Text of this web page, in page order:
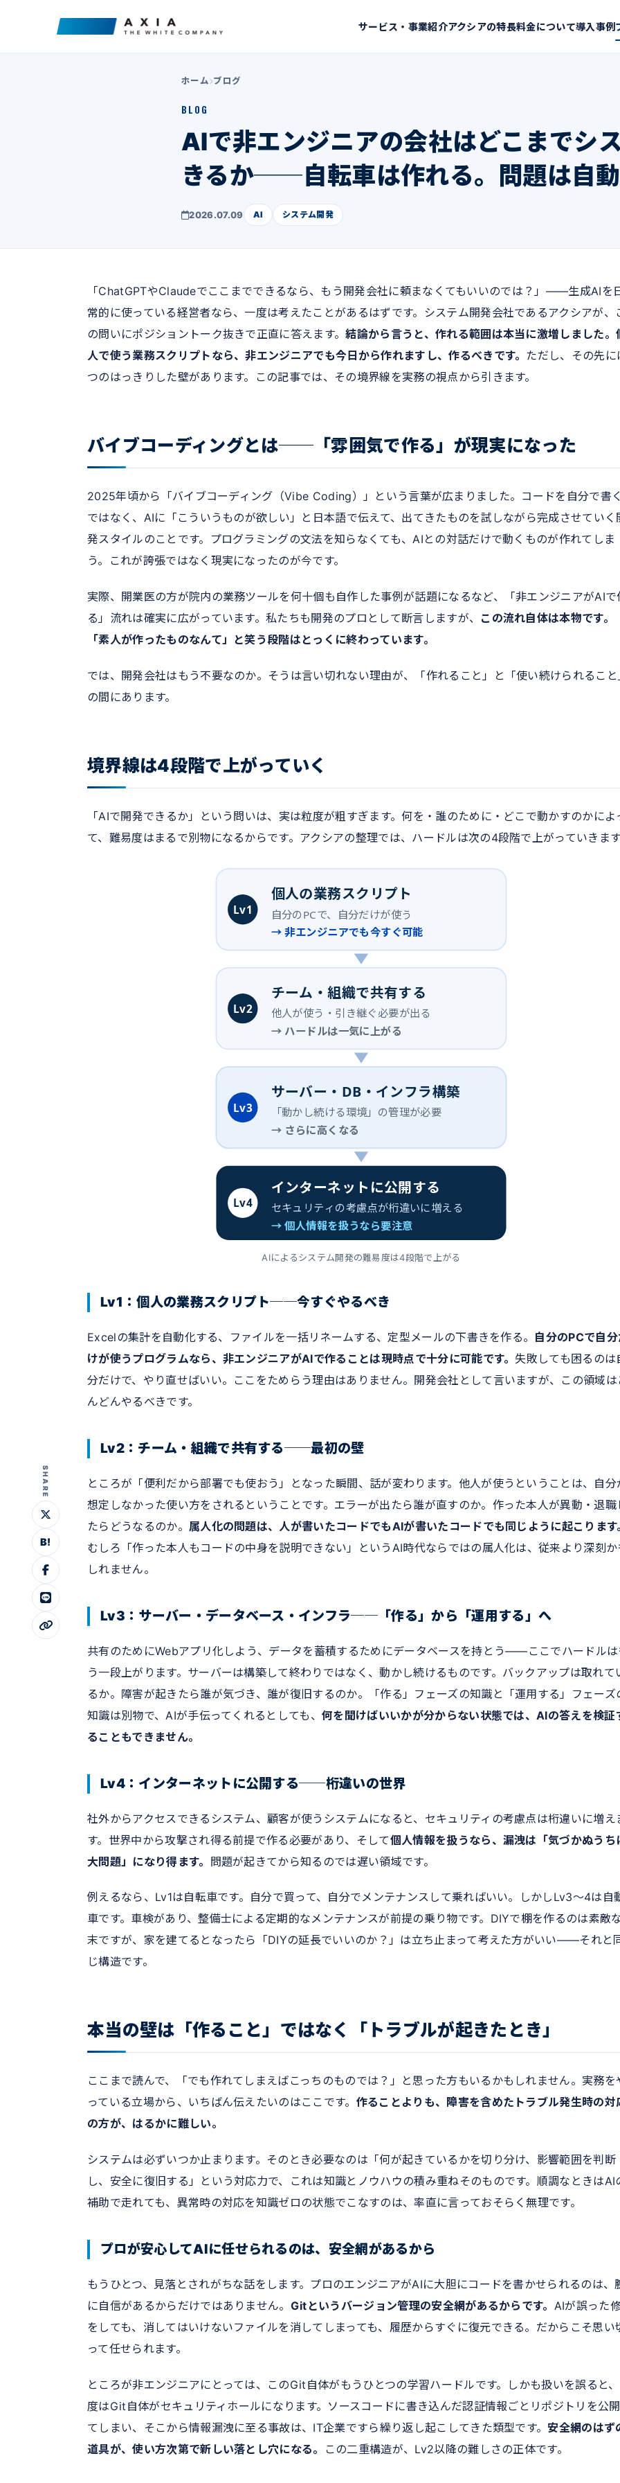
サービス・事業紹介アクシアの特長料金について導入事例
ホーム ブログ
BLOG
AIで非エンジニアの会社はどこまでシ
きるか──自転車は作れる。問題は自
2026.07.09 AI システム開発
SHARE
B!
「ChatGPTやClaudeでここまでできるなら、もう開発会社に頼まなくてもいいのでは？」——生成AIを
常的に使っている経営者なら、一度は考えたことがあるはずです。システム開発会社であるアクシアが、
の問いにポジショントーク抜きで正直に答えます。結論から言うと、作れる範囲は本当に激増しました。
人で使う業務スクリプトなら、非エンジニアでも今日から作れますし、作るべきです。 ただし、その先に
つのはっきりした壁があります。この記事では、その境界線を実務の視点から引きます。
バイブコーディングとは──「雰囲気で作る」が現実になった
2025年頃から「バイブコーディング（Vibe Coding）」という言葉が広まりました。コードを自分で書
ではなく、AIに「こういうものが欲しい」と日本語で伝えて、出てきたものを試しながら完成させていく
発スタイルのことです。プログラミングの文法を知らなくても、AIとの対話だけで動くものが作れてしま
う。これが誇張ではなく現実になったのが今です。
実際、開業医の方が院内の業務ツールを何十個も自作した事例が話題になるなど、「非エンジニアがAIで
る」流れは確実に広がっています。私たちも開発のプロとして断言しますが、 この流れ自体は本物です。
「素人が作ったものなんて」と笑う段階はとっくに終わっています。
では、開発会社はもう不要なのか。そうは言い切れない理由が、「作れること」と「使い続けられること
の間にあります。
境界線は4段階で上がっていく
「AIで開発できるか」という問いは、実は粒度が粗すぎます。何を・誰のために・どこで動かすのかによ
て、難易度はまるで別物になるからです。アクシアの整理では、ハードルは次の4段階で上がっていきます
Lv1
個人の業務スクリプト
自分のPCで、自分だけが使う
→ 非エンジニアでも今すぐ可能
Lv2
チーム・組織で共有する
他人が使う・引き継ぐ必要が出る
→ ハードルは一気に上がる
Lv3
サーバー・DB・インフラ構築
「動かし続ける環境」の管理が必要
→ さらに高くなる
Lv4
インターネットに公開する
セキュリティの考慮点が桁違いに増える
→ 個人情報を扱うなら要注意
AIによるシステム開発の難易度は4段階で上がる
Lv1：個人の業務スクリプト──今すぐやるべき
Excelの集計を自動化する、ファイルを一括リネームする、定型メールの下書きを作る。 自分のPCで自
けが使うプログラムなら、非エンジニアがAIで作ることは現時点で十分に可能です。失敗しても困るのは
分だけで、やり直せばいい。ここをためらう理由はありません。開発会社として言いますが、この領域は
んどんやるべきです。
Lv2：チーム・組織で共有する──最初の壁
ところが「便利だから部署でも使おう」となった瞬間、話が変わります。他人が使うということは、自分
想定しなかった使い方をされるということです。エラーが出たら誰が直すのか。作った本人が異動・退職
たらどうなるのか。 属人化の問題は、人が書いたコードでもAIが書いたコードでも同じように起こります
むしろ「作った本人もコードの中身を説明できない」というAI時代ならではの属人化は、従来より深刻か
しれません。
Lv3：サーバー・データベース・インフラ──「作る」から「運用する」へ
共有のためにWebアプリ化しよう、データを蓄積するためにデータベースを持とう——ここでハードルは
う一段上がります。サーバーは構築して終わりではなく、動かし続けるものです。バックアップは取れて
るか。障害が起きたら誰が気づき、誰が復旧するのか。「作る」フェーズの知識と「運用する」フェーズ
知識は別物で、AIが手伝ってくれるとしても、何を聞けばいいかが分からない状態では、AIの答えを検証
ることもできません。
Lv4：インターネットに公開する──桁違いの世界
社外からアクセスできるシステム、顧客が使うシステムになると、セキュリティの考慮点は桁違いに増え
す。世界中から攻撃され得る前提で作る必要があり、そして個人情報を扱うなら、漏洩は「気づかぬうち
大問題」になり得ます。 問題が起きてから知るのでは遅い領域です。
例えるなら、Lv1は自転車です。自分で買って、自分でメンテナンスして乗ればいい。しかしLv3〜4は自
車です。車検があり、整備士による定期的なメンテナンスが前提の乗り物です。DIYで棚を作るのは素敵
末ですが、家を建てるとなったら「DIYの延長でいいのか？」は立ち止まって考えた方がいい——それと
じ構造です。
本当の壁は「作ること」ではなく「トラブルが起きたとき」
ここまで読んで、「でも作れてしまえばこっちのものでは？」と思った方もいるかもしれません。実務を
っている立場から、いちばん伝えたいのはここです。 作ることよりも、障害を含めたトラブル発生時の対
の方が、はるかに難しい。
システムは必ずいつか止まります。そのとき必要なのは「何が起きているかを切り分け、影響範囲を判断
し、安全に復旧する」という対応力で、これは知識とノウハウの積み重ねそのものです。順調なときはAI
補助で走れても、異常時の対応を知識ゼロの状態でこなすのは、率直に言っておそらく無理です。
プロが安心してAIに任せられるのは、安全網があるから
もうひとつ、見落とされがちな話をします。プロのエンジニアがAIに大胆にコードを書かせられるのは、
に自信があるからだけではありません。 Gitというバージョン管理の安全網があるからです。 AIが誤った
をしても、消してはいけないファイルを消してしまっても、履歴からすぐに復元できる。だからこそ思い
って任せられます。
ところが非エンジニアにとっては、このGit自体がもうひとつの学習ハードルです。しかも扱いを誤ると
度はGit自体がセキュリティホールになります。ソースコードに書き込んだ認証情報ごとリポジトリを公
てしまい、そこから情報漏洩に至る事故は、IT企業ですら繰り返し起こしてきた類型です。安全網のはず
道具が、使い方次第で新しい落とし穴になる。
この二重構造が、Lv2以降の難しさの正体です。